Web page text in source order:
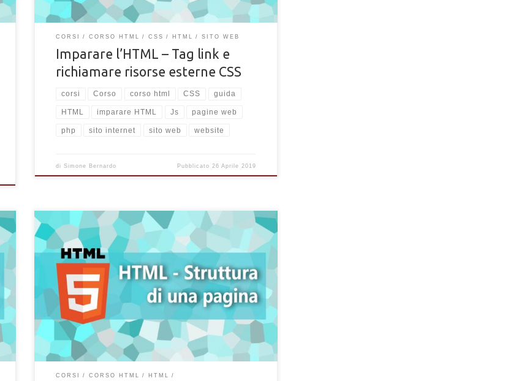
CORSI CORSO HTML CSS HTML SITO WEB
Imparare l’HTML – Tag link e
richiamare risorse esterne CSS
corsi Corso corso html CSS guida
HTML imparare HTML Js pagine web
php sito internet sito web website
di Simone Bernardo Pubblicato 26 Aprile 2019
Primo capitolo del corso HTML di BytePost. Impara a
strutturare una pagina web in linguaggio HTML e inizia a
creare il tuo sito internet.
CORSI CORSO HTML HTML